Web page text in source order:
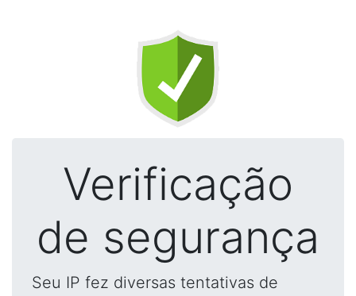
Verificação
de segurança
Seu IP fez diversas tentativas de